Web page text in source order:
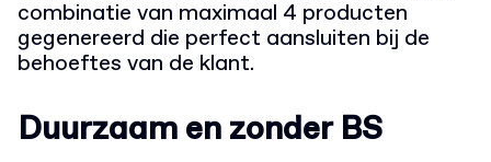
combinatie van maximaal 4 producten
gegenereerd die perfect aansluiten bij de
behoeftes van de klant.
Duurzaam en zonder BS